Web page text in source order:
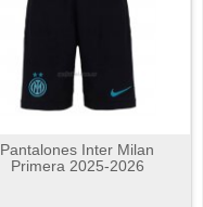
Pantalones Inter Milan
Primera 2025-2026